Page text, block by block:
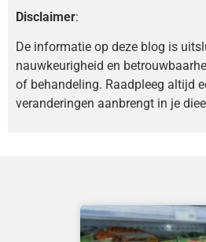
Disclaimer:
De informatie op deze blog is
nauwkeurigheid en
of behandeling. Raadpleeg altijd
veranderingen aanbrengt in je